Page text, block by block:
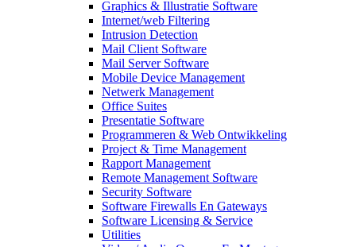
Graphics & Illustratie Software
Internet/web Filtering
Intrusion Detection
Mail Client Software
Mail Server Software
Mobile Device Management
Netwerk Management
Office Suites
Presentatie Software
Programmeren & Web Ontwikkeling
Project & Time Management
Rapport Management
Remote Management Software
Security Software
Software Firewalls En Gateways
Software Licensing & Service
Utilities